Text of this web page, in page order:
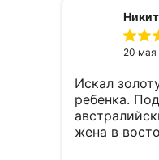
20 мая
Искал
ребенка.
жена в